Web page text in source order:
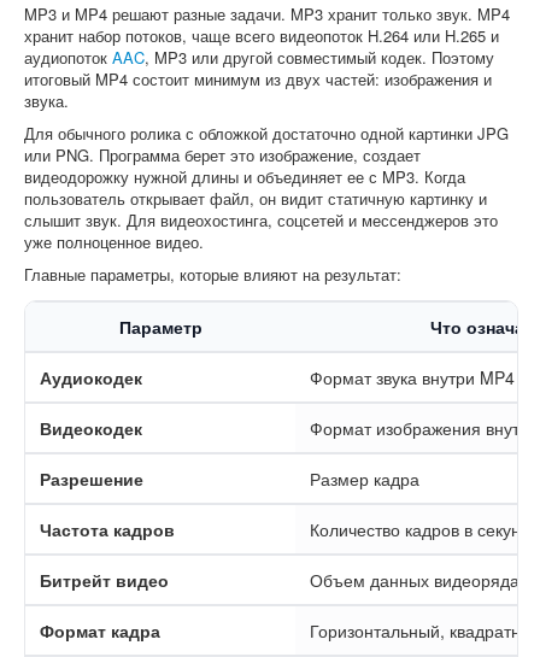
MP3 и MP4 решают разные задачи. MP3 хранит только звук. MP4
хранит набор потоков, чаще всего видеопоток H.264 или H.265 и
аудиопоток AAC, MP3 или другой совместимый кодек. Поэтому
итоговый MP4 состоит минимум из двух частей: изображения и
звука.
Для обычного ролика с обложкой достаточно одной картинки JPG
или PNG. Программа берет это изображение, создает
видеодорожку нужной длины и объединяет ее с MP3. Когда
пользователь открывает файл, он видит статичную картинку и
слышит звук. Для видеохостинга, соцсетей и мессенджеров это
уже полноценное видео.
Главные параметры, которые влияют на результат:
Параметр Что
Аудиокодек Формат звука внутри MP4
Видеокодек Формат изображения
Разрешение Размер кадра
Частота кадров Количество кадров в секунду
Битрейт видео Объем данных видеоряда
Формат кадра Горизонтальный,